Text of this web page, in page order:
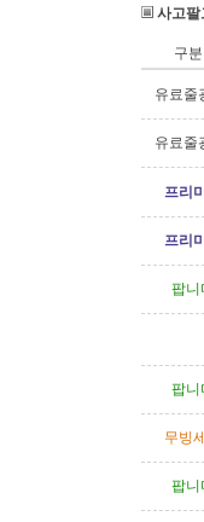
사고팔
구분
유료줄
유료줄
프리
프리
팝니
팝니
무빙
팝니